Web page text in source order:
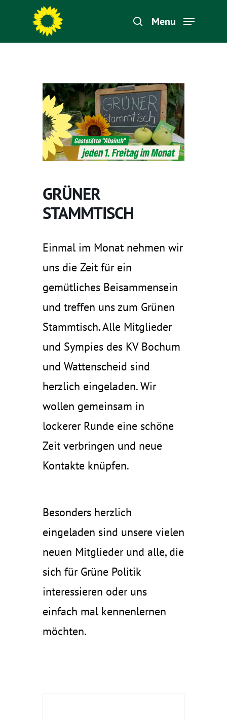
Menu
GRÜNER
STAMMTISCH
Einmal im Monat nehmen wir
uns die Zeit für ein
gemütliches Beisammensein
und treffen uns zum Grünen
Stammtisch. Alle Mitglieder
und Sympies des KV Bochum
und Wattenscheid sind
herzlich eingeladen. Wir
wollen gemeinsam in
lockerer Runde eine schöne
Zeit verbringen und neue
Kontakte knüpfen.
Besonders herzlich
eingeladen sind unsere vielen
neuen Mitglieder und alle, die
sich für Grüne Politik
interessieren oder uns
einfach mal kennenlernen
möchten.